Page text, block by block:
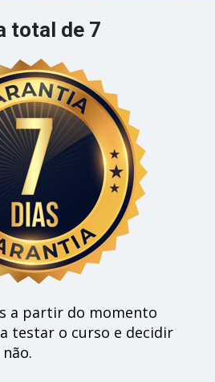
total de 7
a partir do momento
testar o curso e decidir